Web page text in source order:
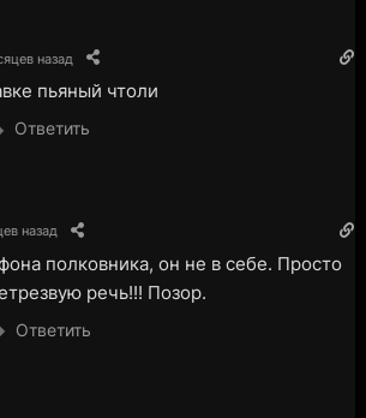
назад
пьяный чтоли
Ответить
назад
полковника, он не в себе. Просто
речь!!! Позор.
Ответить